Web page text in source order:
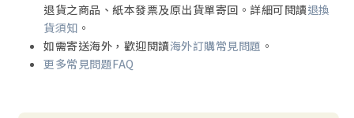
退貨之商品、紙本發票及原出貨單寄回。詳細可閱讀退換
貨須知 。
如需寄送海外，歡迎閱讀海外訂購常見問題 。
更多常見問題FAQ